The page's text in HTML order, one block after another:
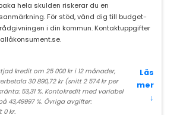
hela skulden riskerar du en
För stöd, vänd dig till budget-
i din kommun. Kontaktuppgifter
kredit om 25 000 kr i 12 månader,
30 890,72 kr (snitt 2 574 kr per
53,31 %. Kontokredit med variabel
43,49997 %. Övriga avgifter:
0 kr.
Läs
mer
↓